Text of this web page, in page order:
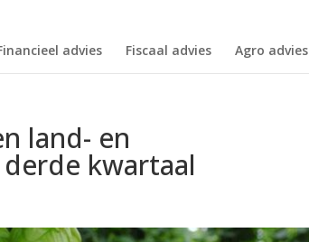
advies Fiscaal advies Agro advies
land- en
kwartaal